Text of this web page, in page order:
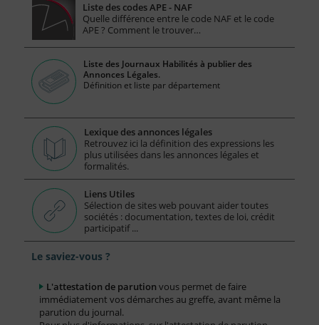
Liste des codes APE - NAF
Quelle différence entre le code NAF et le code
APE ? Comment le trouver…
Liste des Journaux Habilités à publier des
Annonces Légales.
Définition et liste par département
Lexique des annonces légales
Retrouvez ici la définition des expressions les
plus utilisées dans les annonces légales et
formalités.
Liens Utiles
Sélection de sites web pouvant aider toutes
sociétés : documentation, textes de loi, crédit
participatif ...
Le saviez-vous ?
L'attestation de parution vous permet de faire
immédiatement vos démarches au greffe, avant même la
parution du journal.